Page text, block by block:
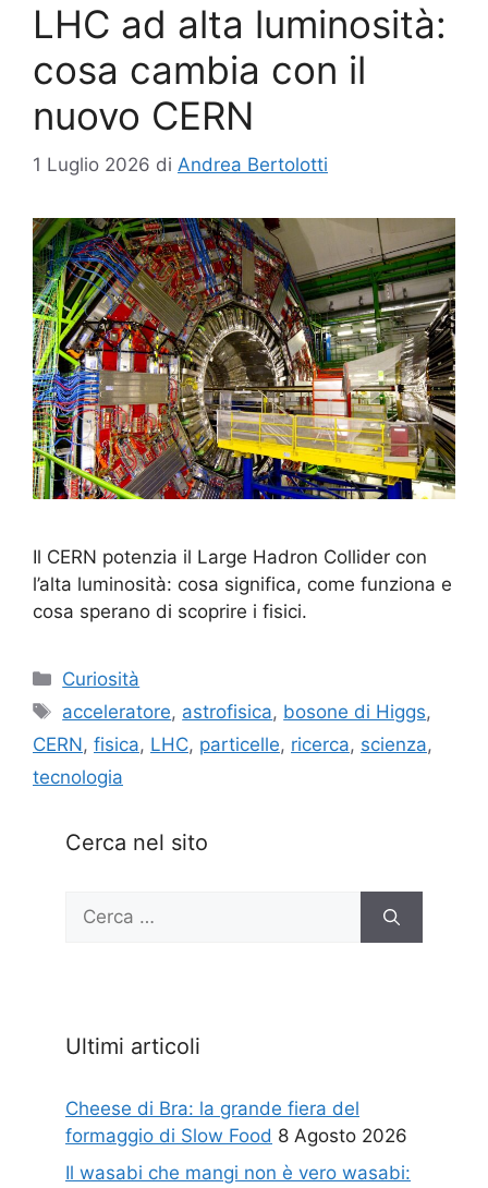
LHC ad alta luminosità:
cosa cambia con il
nuovo CERN
1 Luglio 2026 di Andrea Bertolotti
Il CERN potenzia il Large Hadron Collider con
l’alta luminosità: cosa significa, come funziona e
cosa sperano di scoprire i fisici.
Categorie
Curiosità
Tag
acceleratore, astrofisica, bosone di Higgs,
CERN, fisica, LHC, particelle, ricerca, scienza,
tecnologia
Cerca nel sito
Ricerca
Ultimi articoli
Cheese di Bra: la grande fiera del
formaggio di Slow Food 8 Agosto 2026
Il wasabi che mangi non è vero wasabi: